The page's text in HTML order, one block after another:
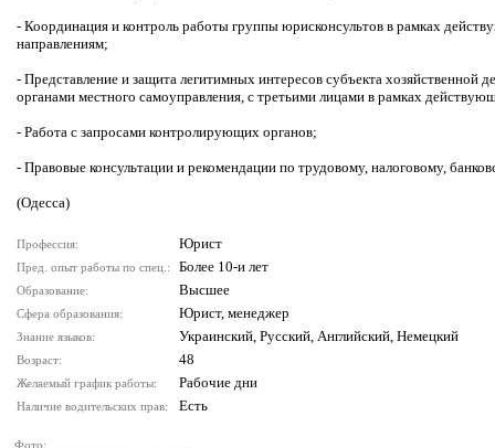
- Координация и контроль работы группы юрисконсультов в рамках
направлениям;
- Представление и защита легитимных интересов субъекта
органами местного самоуправления, с третьими лицами в рамках
- Работа с запросами контролирующих органов;
- Правовые консультации и рекомендации по трудовому, налоговому,
(Одесса)
Профессия: Юрист
Пред. опыт работы по спец.: Более 10-и лет
Образование: Высшее
Сфера образования: Юрист, менеджер
Знание языков: Украинский, Русский, Английский, Немецкий
Возраст: 48
Желаемый график работы: Рабочие дни
Наличие водительских прав: Есть
Фото: